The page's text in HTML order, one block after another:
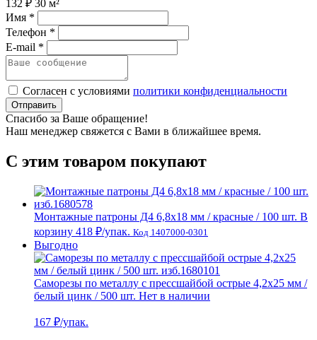
132 ₽ 30 м²
Имя *
Телефон *
E-mail *
Согласен с условиями политики конфиденциальности
Отправить
Спасибо за Ваше обращение!
Наш менеджер свяжется с Вами в ближайшее время.
С этим товаром покупают
Монтажные патроны Д4 6,8х18 мм / красные / 100 шт. В
корзину 418 ₽/упак. Код 1407000-0301
Выгодно
Саморезы по металлу с прессшайбой острые 4,2х25 мм /
белый цинк / 500 шт. Нет в наличии
167 ₽/упак.